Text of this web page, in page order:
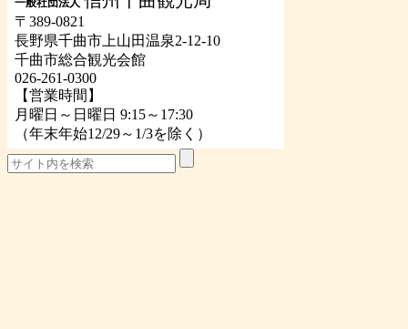
一般社団法人
〒389-0821
長野県千曲市上山田温泉2-12-10
千曲市総合観光会館
026-261-0300
【営業時間】
月曜日～日曜日 9:15～17:30
（年末年始12/29～1/3を除く）